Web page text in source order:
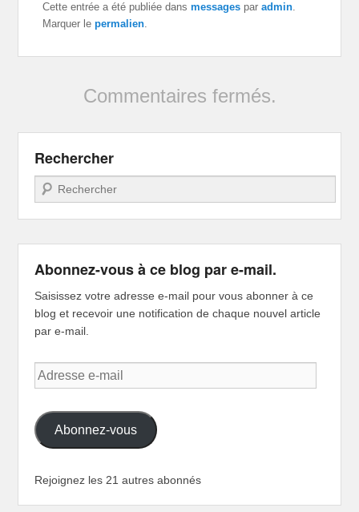
Cette entrée a été publiée dansmessages paradmin.
Marquer lepermalien.
Commentaires fermés.
Rechercher
Recherche
Abonnez-vous à ce blog par e-mail.
Saisissez votre adresse e-mail pour vous abonner à ce
blog et recevoir une notification de chaque nouvel article
par e-mail.
Adresse
e-
Abonnez-vous
Rejoignez les 21 autres abonnés